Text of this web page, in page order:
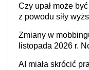
Czy upał może
z powodu siły
Zmiany w
listopada 2026 r.
AI miała skrócić